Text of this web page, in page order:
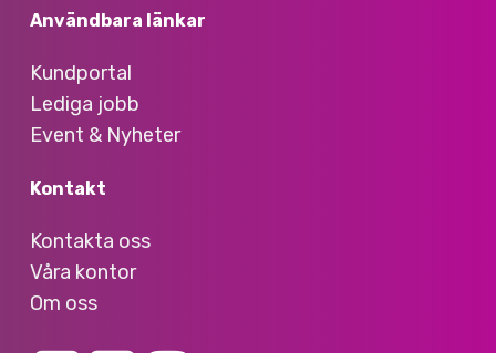
Användbara länkar
Kundportal
Lediga jobb
Event & Nyheter
Kontakt
Kontakta oss
Våra kontor
Om oss